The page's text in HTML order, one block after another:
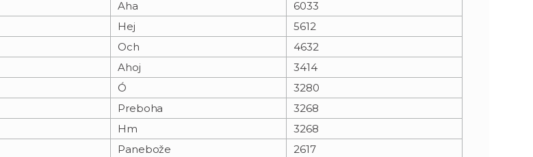
e
t
Aha
6033
Hej
5612
Och
4632
Ahoj
3414
Ó
3280
Preboha
3268
Hm
3268
Panebože
2617